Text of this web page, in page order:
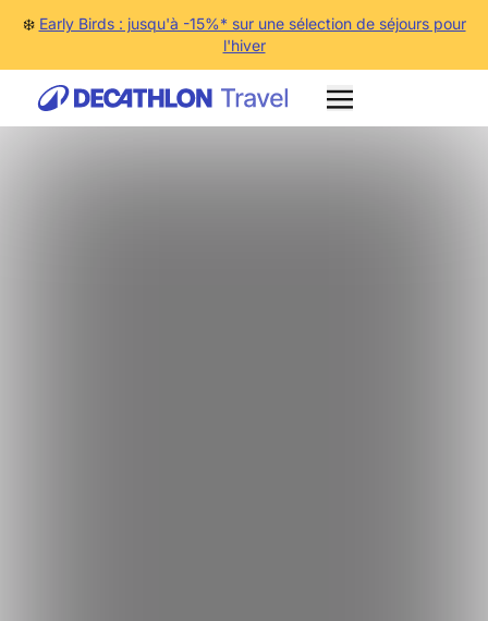
❄️ Early Birds : jusqu'à -15%* sur une sélection de séjours pour
l'hiver